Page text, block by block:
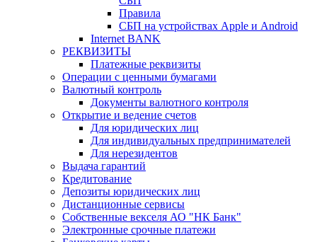
Правила
СБП на устройствах Apple и Android
Internet BANK
РЕКВИЗИТЫ
Платежные реквизиты
Операции с ценными бумагами
Валютный контроль
Документы валютного контроля
Открытие и ведение счетов
Для юридических лиц
Для индивидуальных предпринимателей
Для нерезидентов
Выдача гарантий
Кредитование
Депозиты юридических лиц
Дистанционные сервисы
Собственные векселя АО "НК Банк"
Электронные срочные платежи